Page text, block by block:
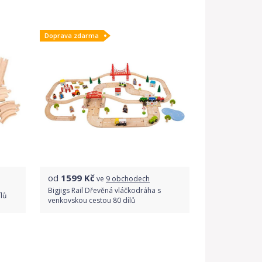
Doprava zdarma
od 1599 Kčve 9 obchodech
Bigjigs Rail Dřevěná vláčkodráha s
venkovskou cestou 80 dílů